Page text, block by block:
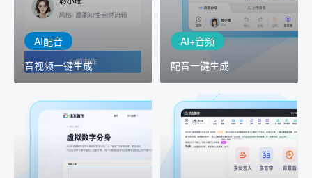
AI配音
音视频一键生成
出
AI+音频
配音一键生成
AI+创意
精品声音复刻